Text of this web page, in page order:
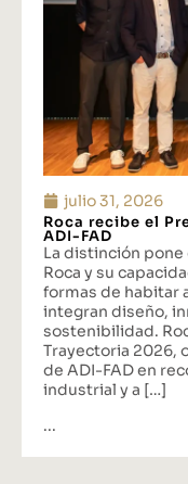
julio 31, 2026
Roca recibe el
ADI-FAD
La distinción
Roca y su
formas de habitar
integran diseño,
sostenibilidad.
Trayectoria 2026,
de ADI-FAD en
industrial y a […]
...